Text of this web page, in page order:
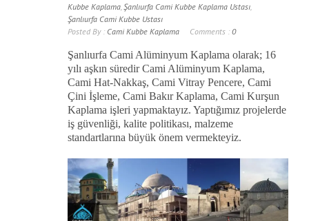
Kubbe Kaplama Şanlıurfa Cami Kubbe Kaplama Ustası
Şanlıurfa Cami Kubbe Ustası
Posted By : Cami Kubbe Kaplama Comments : 0
Şanlıurfa Cami Alüminyum Kaplama olarak; 16
yılı aşkın süredir Cami Alüminyum Kaplama,
Cami Hat-Nakkaş, Cami Vitray Pencere, Cami
Çini İşleme, Cami Bakır Kaplama, Cami Kurşun
Kaplama işleri yapmaktayız. Yaptığımız projelerde
iş güvenliği, kalite politikası, malzeme
standartlarına büyük önem vermekteyiz.